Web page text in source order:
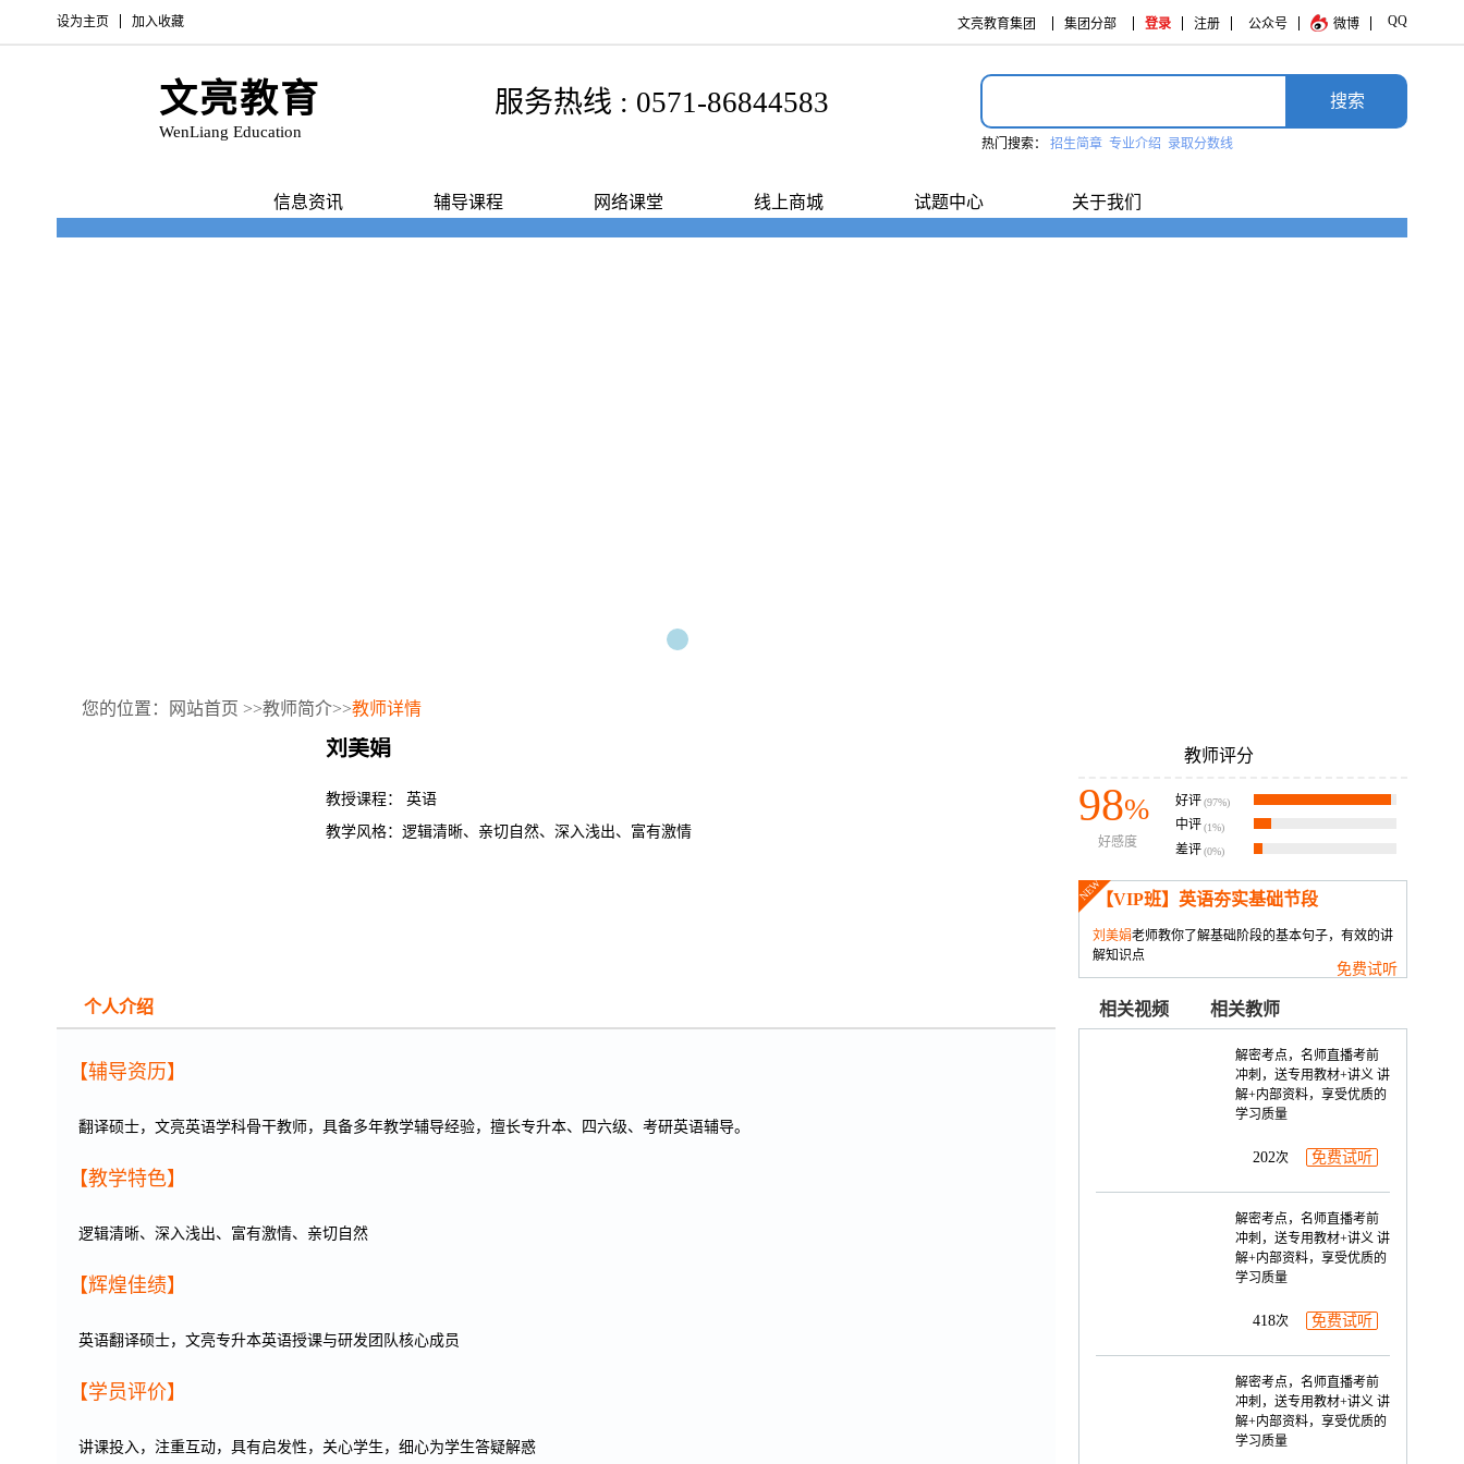
设为主页 加入收藏 文亮教育集团 集团分部 登录 注册 公众号 微博 QQ
文亮教育
WenLiang Education
服务热线 : 0571-86844583 搜­索
热门搜索：招生简章 专业介绍 录取分数线
信息资讯 辅导课程 网络课堂 线上商城 试题中心 关于我们
您的位置： 网站首页 >>教师简介>>教师详情
刘美娟
教授课程： 英语
教学风格：逻辑清晰、亲切自然、深入浅出、富有激情
深入简出 条理清晰 重点突出 思路清晰 文亮教育
个人介绍
【辅导资历】
翻译硕士，文亮英语学科骨干教师，具备多年教学辅导经验，擅长专升本、四六级、考研英语辅导。
【教学特色】
逻辑清晰、深入浅出、富有激情、亲切自然
【辉煌佳绩】
英语翻译硕士，文亮专升本英语授课与研发团队核心成员
【学员评价】
讲课投入，注重互动，具有启发性，关心学生，细心为学生答疑解惑
教师评分
98%
好感度
好评(97%)
中评(1%)
差评(0%)
【VIP班】英语夯实基础节段
刘美娟老师教你了解基础阶段的基本句子，有效的讲
解知识点
免费试听
NEW
相关视频 相关教师
解密考点，名师直播考前
冲刺，送专用教材+讲义 讲
解+内部资料，享受优质的
学习质量
202次 免费试听
解密考点，名师直播考前
冲刺，送专用教材+讲义 讲
解+内部资料，享受优质的
学习质量
418次 免费试听
解密考点，名师直播考前
冲刺，送专用教材+讲义 讲
解+内部资料，享受优质的
学习质量